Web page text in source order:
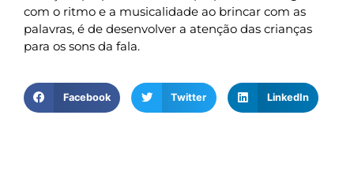
com o ritmo e a musicalidade ao brincar com as
palavras, é de desenvolver a atenção das crianças
para os sons da fala.
Facebook Twitter LinkedIn